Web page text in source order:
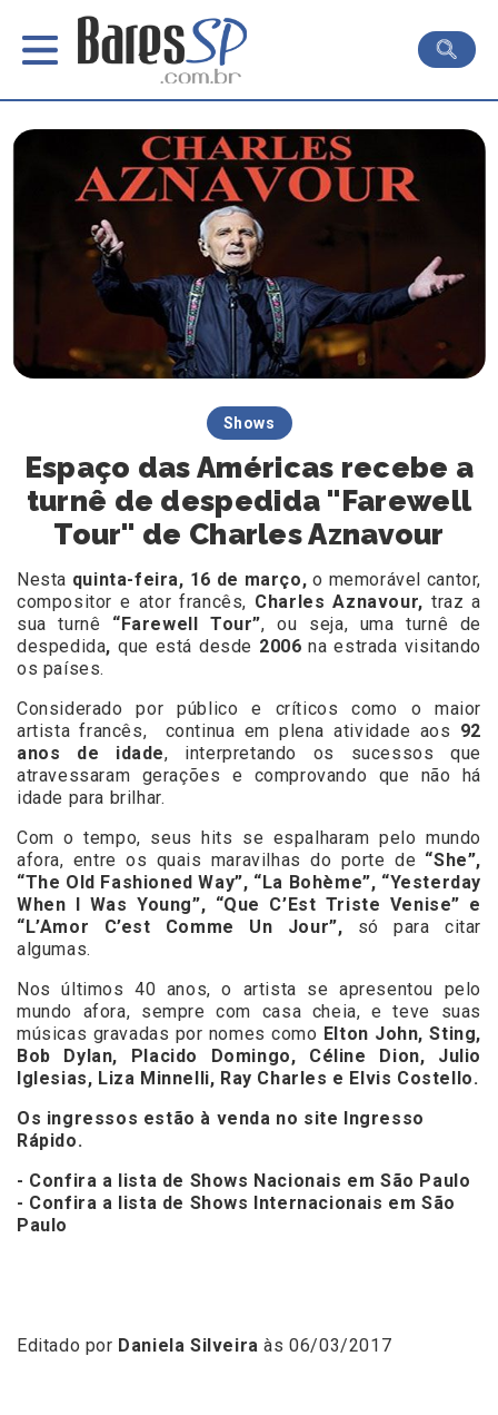
Shows
Espaço das Américas recebe a
turnê de despedida "Farewell
Tour" de Charles Aznavour
Nesta quinta-feira, 16 de março,o memorável cantor,
compositor e ator francês, Charles Aznavour, traz a
sua turnê “Farewell Tour”, ou seja, uma turnê de
despedida, que está desde 2006na estrada visitando
os países.
Considerado por público e críticos como o maior
artista francês,
continua em plena atividade aos 92
anos de idade, interpretando os sucessos que
atravessaram gerações e comprovando que não há
idade para brilhar.
Com o tempo, seus hits se espalharam pelo mundo
afora, entre os quais maravilhas do porte de “She”,
“The Old Fashioned Way”, “La Bohème”, “Yesterday
When I Was Young”, “Que C’Est Triste Venise” e
“L’Amor C’est Comme Un Jour”, só para citar
algumas.
Nos últimos 40 anos, o artista se apresentou pelo
mundo afora, sempre com casa cheia, e teve suas
músicas gravadas por nomes como Elton John, Sting,
Bob Dylan, Placido Domingo, Céline Dion, Julio
Iglesias, Liza Minnelli, Ray Charles e Elvis Costello.
Os ingressos estão à venda no site
Ingresso
Rápido.
- Confira a lista de Shows Nacionais em São Paulo
- Confira a lista de Shows Internacionais em São
Paulo
Editado por Daniela Silveira às 06/03/2017